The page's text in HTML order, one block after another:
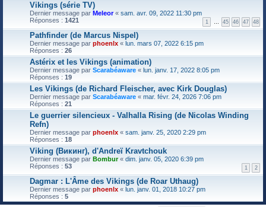
Vikings (série TV)
Dernier message par Meleor« sam. avr. 09, 2022 11:30 pm
Réponses : 1421 1 … 45 46 47 48
Pathfinder (de Marcus Nispel)
Dernier message par phoenlx « lun. mars 07, 2022 6:15 pm
Réponses : 26
Astérix et les Vikings (animation)
Dernier message par Scarabéaware « lun. janv. 17, 2022 8:05 pm
Réponses : 19
Les Vikings (de Richard Fleischer, avec Kirk Douglas)
Dernier message par Scarabéaware « mar. févr. 24, 2026 7:06 pm
Réponses : 21
Le guerrier silencieux - Valhalla Rising (de Nicolas Winding
Refn)
Dernier message par phoenlx « sam. janv. 25, 2020 2:29 pm
Réponses : 18
Viking (Викинг), d'Andreï Kravtchouk
Dernier message par Bombur« dim. janv. 05, 2020 6:39 pm
Réponses : 53 1 2
Dagmar : L'Âme des Vikings (de Roar Uthaug)
Dernier message par phoenlx « lun. janv. 01, 2018 10:27 pm
Réponses : 5